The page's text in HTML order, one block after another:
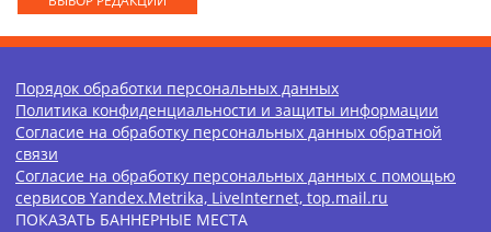
Порядок обработки персональных данных
Политика конфиденциальности и защиты информации
Согласие на обработку персональных данных обратной
связи
Согласие на обработку персональных данных с помощью
сервисов Yandex.Metrika, LiveInternet, top.mail.ru
ПОКАЗАТЬ БАННЕРНЫЕ МЕСТА